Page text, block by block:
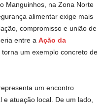
Manguinhos, na Zona Norte
alimentar exige mais
compromisso e união de
entre a Ação da
um exemplo concreto de
um encontro
e atuação local. De um lado,